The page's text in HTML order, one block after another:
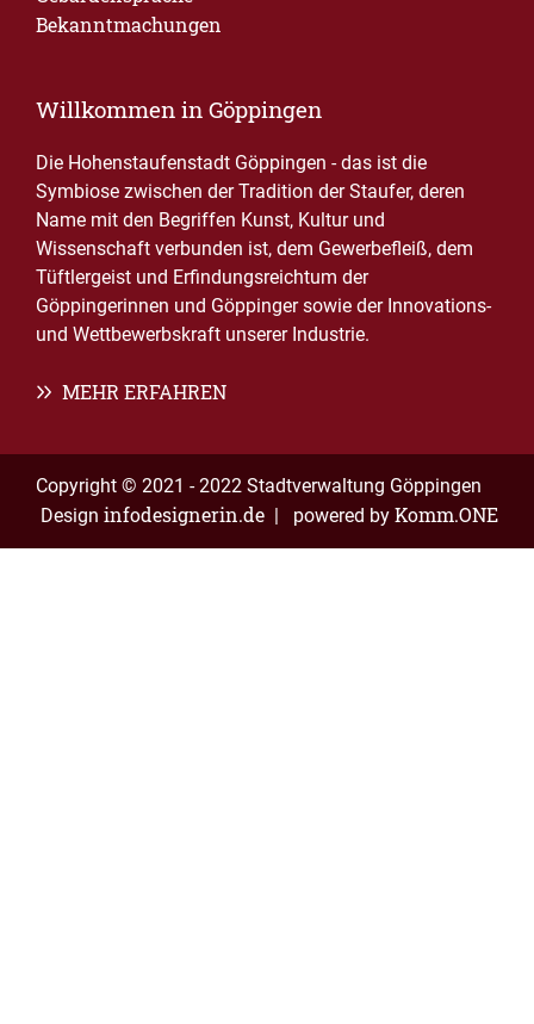
Bekanntmachungen
Willkommen in Göppingen
Die Hohenstaufenstadt Göppingen - das ist die
Symbiose zwischen der Tradition der Staufer, deren
Name mit den Begriffen Kunst, Kultur und
Wissenschaft verbunden ist, dem Gewerbefleiß, dem
Tüftlergeist und Erfindungsreichtum der
Göppingerinnen und Göppinger sowie der Innovations-
und Wettbewerbskraft unserer Industrie.
MEHR ERFAHREN
Copyright © 2021 - 2022 Stadtverwaltung Göppingen
Design infodesignerin.de | powered by Komm.ONE